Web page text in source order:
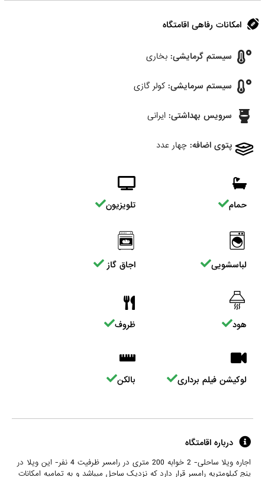
امکانات رفاهی اقامتگاه
سیستم گرمایشی: بخاری
سیستم سرمایشی: کولر گازی
سرویس بهداشتی: ایرانی
پتوی اضافه: چهار عدد
حمام تلویزیون
لباسشویی اجاق گاز
هود ظروف
لوکیشن فیلم برداری بالکن
درباره اقامتگاه
اجاره ویلا ساحلی- 2 خوابه 200 متری در رامسر ظرفیت 4 نفر- این ویلا در
پنج کیلومتریه رامسر قرار دارد که نزدیک ساحل میباشد و به تمامیه امکانات